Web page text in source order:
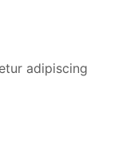
adipiscing